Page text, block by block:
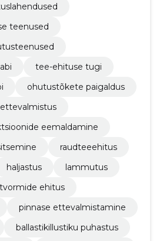
teenused
tee-ehituse tugi
ohutustõkete paigaldus
eemaldamine
raudteeehitus
haljastus
lammutus
ehitus
pinnase ettevalmistamine
ballastikillustiku puhastus